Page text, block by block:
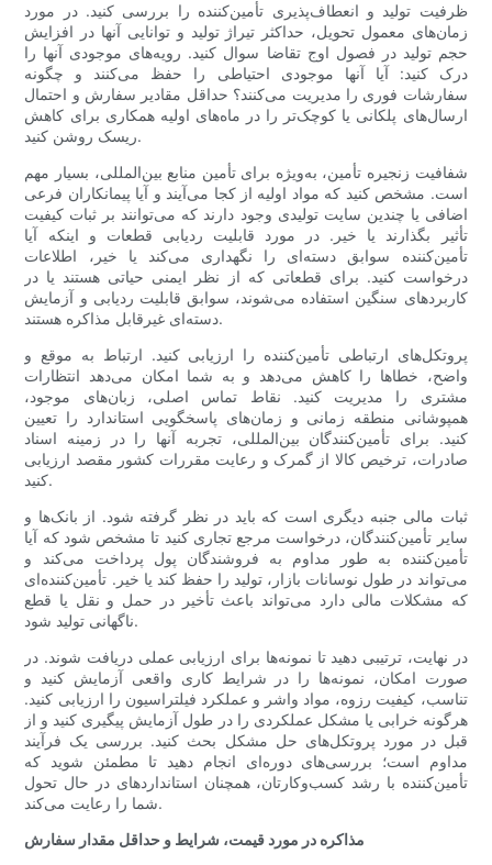
ظرفیت تولید و انعطاف‌پذیری تأمین‌کننده را بررسی کنید. در مورد
زمان‌های معمول تحویل، حداکثر تیراژ تولید و توانایی آنها در افزایش
حجم تولید در فصول اوج تقاضا سوال کنید. رویه‌های موجودی آنها را
درک کنید: آیا آنها موجودی احتیاطی را حفظ می‌کنند و چگونه
سفارشات فوری را مدیریت می‌کنند؟ حداقل مقادیر سفارش و احتمال
ارسال‌های پلکانی یا کوچک‌تر را در ماه‌های اولیه همکاری برای کاهش
ریسک روشن کنید.
شفافیت زنجیره تأمین، به‌ویژه برای تأمین منابع بین‌المللی، بسیار مهم
است. مشخص کنید که مواد اولیه از کجا می‌آیند و آیا پیمانکاران فرعی
اضافی یا چندین سایت تولیدی وجود دارند که می‌توانند بر ثبات کیفیت
تأثیر بگذارند یا خیر. در مورد قابلیت ردیابی قطعات و اینکه آیا
تأمین‌کننده سوابق دسته‌ای را نگهداری می‌کند یا خیر، اطلاعات
درخواست کنید. برای قطعاتی که از نظر ایمنی حیاتی هستند یا در
کاربردهای سنگین استفاده می‌شوند، سوابق قابلیت ردیابی و آزمایش
دسته‌ای غیرقابل مذاکره هستند.
پروتکل‌های ارتباطی تأمین‌کننده را ارزیابی کنید. ارتباط به موقع و
واضح، خطاها را کاهش می‌دهد و به شما امکان می‌دهد انتظارات
مشتری را مدیریت کنید. نقاط تماس اصلی، زبان‌های موجود،
همپوشانی منطقه زمانی و زمان‌های پاسخگویی استاندارد را تعیین
کنید. برای تأمین‌کنندگان بین‌المللی، تجربه آنها را در زمینه اسناد
صادرات، ترخیص کالا از گمرک و رعایت مقررات کشور مقصد ارزیابی
کنید.
ثبات مالی جنبه دیگری است که باید در نظر گرفته شود. از بانک‌ها و
سایر تأمین‌کنندگان، درخواست مرجع تجاری کنید تا مشخص شود که آیا
تأمین‌کننده به طور مداوم به فروشندگان پول پرداخت می‌کند و
می‌تواند در طول نوسانات بازار، تولید را حفظ کند یا خیر. تأمین‌کننده‌ای
که مشکلات مالی دارد می‌تواند باعث تأخیر در حمل و نقل یا قطع
ناگهانی تولید شود.
در نهایت، ترتیبی دهید تا نمونه‌ها برای ارزیابی عملی دریافت شوند. در
صورت امکان، نمونه‌ها را در شرایط کاری واقعی آزمایش کنید و
تناسب، کیفیت رزوه، مواد واشر و عملکرد فیلتراسیون را ارزیابی کنید.
هرگونه خرابی یا مشکل عملکردی را در طول آزمایش پیگیری کنید و از
قبل در مورد پروتکل‌های حل مشکل بحث کنید. بررسی یک فرآیند
مداوم است؛ بررسی‌های دوره‌ای انجام دهید تا مطمئن شوید که
تأمین‌کننده با رشد کسب‌وکارتان، همچنان استانداردهای در حال تحول
شما را رعایت می‌کند.
مذاکره در مورد قیمت، شرایط و حداقل مقدار سفارش